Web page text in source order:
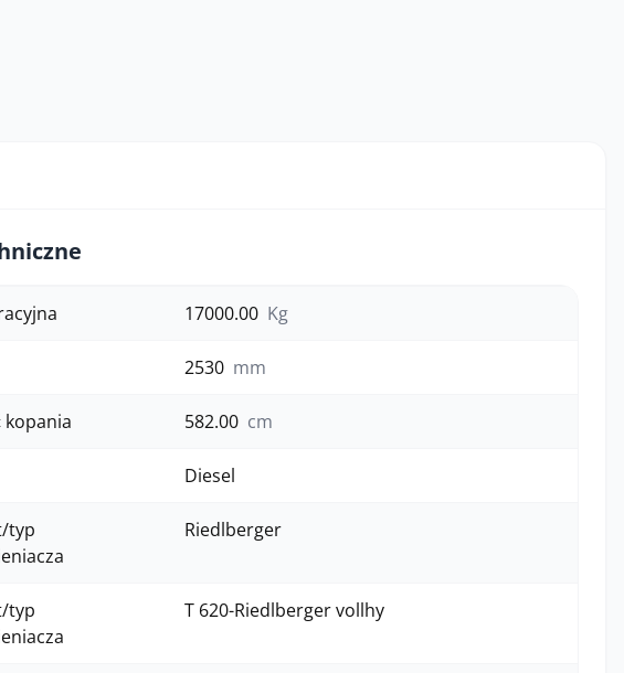
17000.00 Kg
2530 mm
kopania 582.00 cm
Diesel
typ
Riedlberger
typ
T 620-Riedlberger vollhy